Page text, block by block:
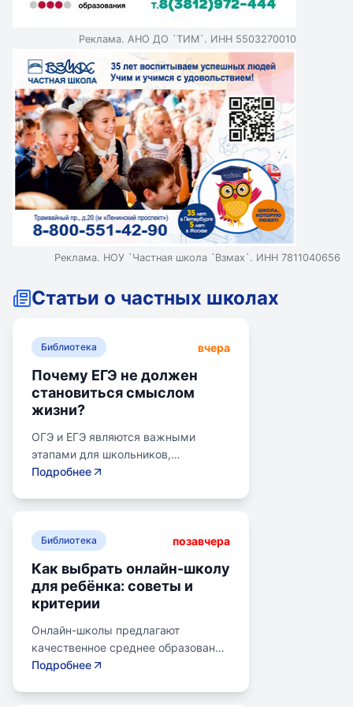
нейросетями. Грамотное использование нейросетей
возможности для подготовки школьников.
Реклама. АНО ДО `ТИМ`. ИНН 5503270010
Реклама. НОУ `Частная школа `Взмах`. ИНН 7811040656
Статьи о частных школах
Библиотека вчера
Почему ЕГЭ не должен
становиться смыслом
жизни?
ОГЭ и ЕГЭ являются важными
этапами для школьников,
готовящихся к переходу на
старшего подросткового и
помогает детям развивать
личностные навыки, получать опыт
самоопределения и выбирать
профессию. В программе школы
уделяется внимание базовым
знаниям, учебным навыкам и
Подробнее
Библиотека позавчера
Как выбрать онлайн-школу
для ребёнка: советы и
критерии
Онлайн-школы предлагают
качественное среднее образование
без привязки к району. Важно
Подробнее